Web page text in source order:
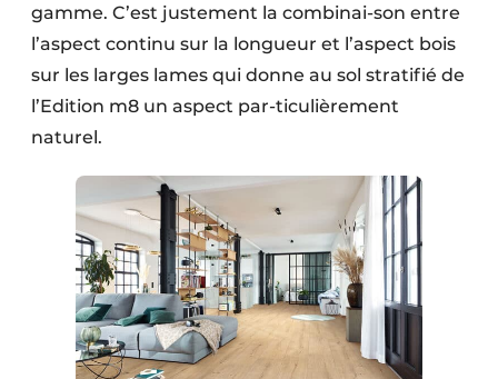
gamme. C’est justement la combinai-son entre
l’aspect continu sur la longueur et l’aspect bois
sur les larges lames qui donne au sol stratifié de
l’Edition m8 un aspect par-ticulièrement
naturel.